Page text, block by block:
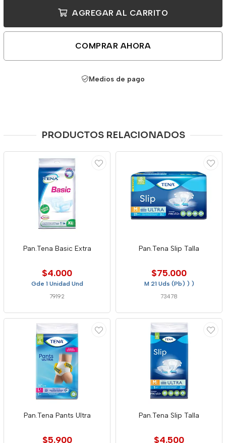
AGREGAR AL CARRITO
COMPRAR AHORA
Medios de pago
PRODUCTOS RELACIONADOS
Pan.Tena Basic Extra
$4.000
Gde 1 Unidad Und
79192
Pan.Tena Slip Talla
$75.000
M 21 Uds (Pb) ) )
73478
Pan.Tena Pants Ultra
$5.900
Pan.Tena Slip Talla
$4.500